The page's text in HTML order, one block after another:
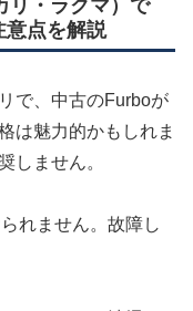
リ・ラクマ）で
点を解説
で、中古のFurboが
は魅力的かもしれま
しません。
れません。故障し